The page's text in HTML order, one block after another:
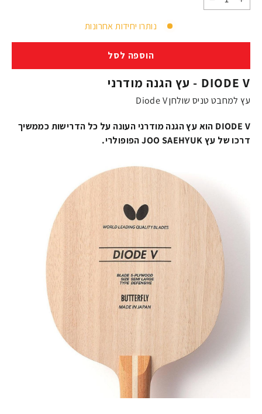
−
+
נותרו יחידות אחרונות
הוספה לסל
DIODE V - עץ הגנה מודרני
עץ למחבט טניס שולחן Diode V
DIODE V הוא עץ הגנה מודרני העונה על כל הדרישות כממשיך
דרכו של עץ JOO SAEHYUK הפופולרי.